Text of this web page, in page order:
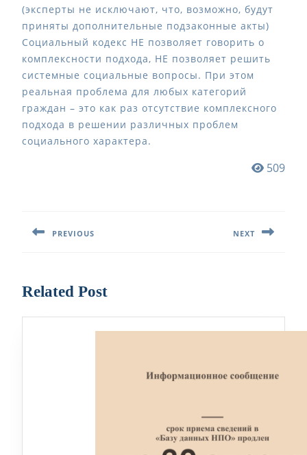
(эксперты не исключают, что, возможно, будут
приняты дополнительные подзаконные акты)
Социальный кодекс НЕ позволяет говорить о
комплексности подхода, НЕ позволяет решить
системные социальные вопросы. При этом
реальная проблема для любых категорий
граждан – это как раз отсутствие комплексного
подхода в решении различных проблем
социального характера.
509
записям
PREVIOUS NEXT
Related Post